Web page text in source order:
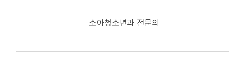
곳곳에 있는 QR코드는 각 주제에 맞는
2~3개월
이렇게 자랐어요
이 시기 흔히 고민하는 문제
소아청소년과 전문의